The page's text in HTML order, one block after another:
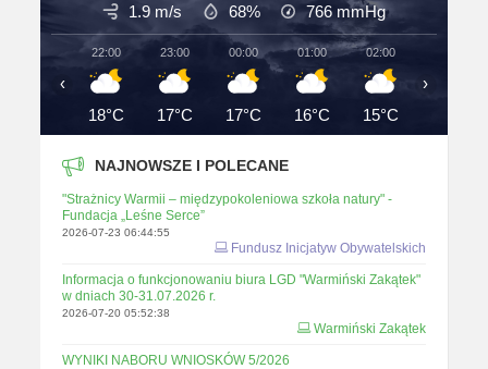
1.9 m/s 68% 766 mmHg
22:00
18°C
23:00
17°C
00:00
17°C
01:00
16°C
02:00
15°C
‹ ›
NAJNOWSZE I POLECANE
"Strażnicy Warmii – międzypokoleniowa szkoła natury" -
Fundacja „Leśne Serce”
2026-07-23 06:44:55
Fundusz Inicjatyw Obywatelskich
Informacja o funkcjonowaniu biura LGD "Warmiński Zakątek"
w dniach 30-31.07.2026 r.
2026-07-20 05:52:38
Warmiński Zakątek
WYNIKI NABORU WNIOSKÓW 5/2026